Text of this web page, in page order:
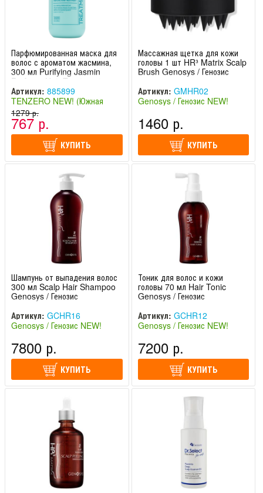
Парфюмированная маска для
волос с ароматом жасмина,
300 мл Purifying Jasmin
Perfume Hair Treatment
TENZERO / Тензеро
Артикул: 885899
TENZERO NEW! (Южная
Корея)
1279 р.
767 р.
КУПИТЬ
Массажная щетка для кожи
головы 1 шт HR³ Matrix Scalp
Brush Genosys / Генозис
Артикул: GMHR02
Genosys / Генозис NEW!
1460 р.
КУПИТЬ
Шампунь от выпадения волос
300 мл Scalp Hair Shampoo
Genosys / Генозис
Артикул: GCHR16
Genosys / Генозис NEW!
7800 р.
КУПИТЬ
Тоник для волос и кожи
головы 70 мл Hair Tonic
Genosys / Генозис
Артикул: GCHR12
Genosys / Генозис NEW!
7200 р.
КУПИТЬ